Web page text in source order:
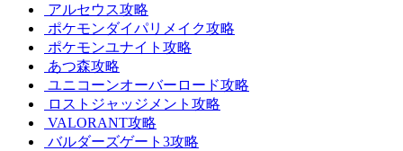
アルセウス攻略
ポケモンダイパリメイク攻略
ポケモンユナイト攻略
あつ森攻略
ユニコーンオーバーロード攻略
ロストジャッジメント攻略
VALORANT攻略
バルダーズゲート3攻略